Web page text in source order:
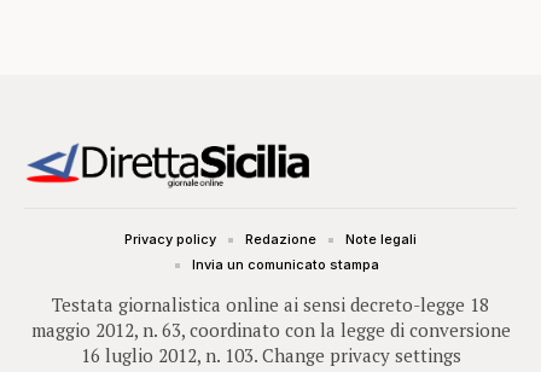
Testata giornalistica online ai sensi decreto-legge 18
maggio 2012, n. 63, coordinato con la legge di conversione
16 luglio 2012, n. 103. Change privacy settings
Privacy policy Redazione
Note legali
Invia un comunicato stampa